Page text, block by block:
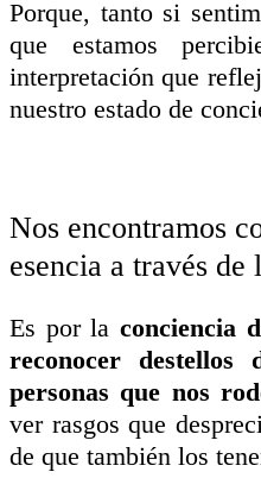
Porque, tanto si
que estamos
interpretación que
nuestro estado de
Nos encontramos
esencia a través de
Es por laconciencia
reconocer
personas que nos
ver rasgos que
de que también los